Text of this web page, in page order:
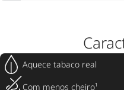
Aquece tabaco real
Com menos cheiro¹